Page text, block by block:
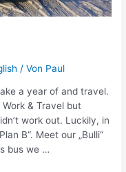
/ Von Paul
a year of and travel.
& Travel but
work out. Luckily, in
B“. Meet our „Bulli“
bus we …